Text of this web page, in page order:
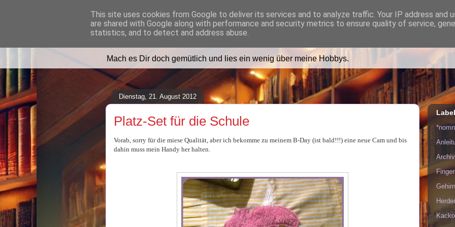
Lilafusselfee lädt Dich in ihr Wohnzimmer
Mach es Dir doch gemütlich und lies ein wenig über meine Hobbys.
Dienstag, 21. August 2012
Platz-Set für die Schule
Vorab, sorry für die miese Qualität, aber ich bekomme zu meinem B-Day (ist bald!!!) eine neue Cam und bis
dahin muss mein Handy her halten.
Archiv
This site uses cookies from Google to deliver its services and to analyze traffic. Your IP address and
are shared with Google along with performance and security metrics to ensure quality of service,
statistics, and to detect and address abuse.